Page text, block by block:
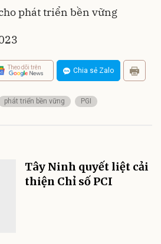
phát triển bền vững
Theo dõi trên Chia sẻ Zalo
phát triển bền vững PGI
Tây Ninh quyết liệt cải
thiện Chỉ số PCI